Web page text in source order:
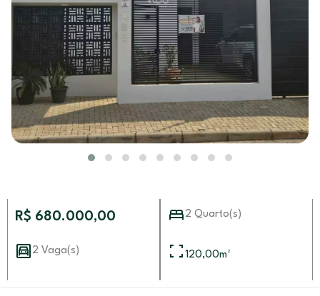
R$ 680.000,00 2 Quarto(s)
2 Vaga(s) 120,00m²